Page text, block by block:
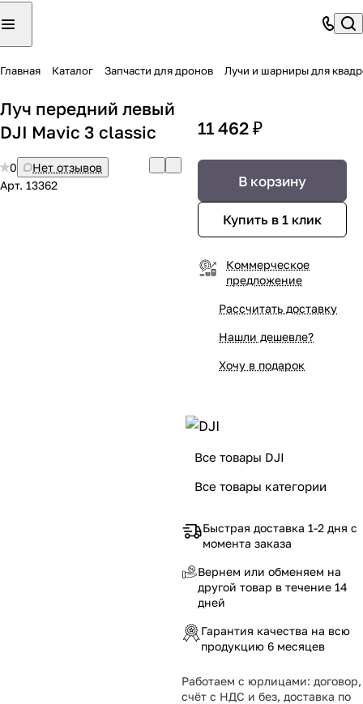
Главная Каталог Запчасти для дронов Лучи и шарниры для
Луч передний левый
DJI Mavic 3 classic
0
Нет отзывов
Арт. 13362
11 462 ₽
В корзину
Купить в 1 клик
Коммерческое
предложение
Рассчитать доставку
Нашли дешевле?
Хочу в подарок
Все товары DJI
Все товары категории
Быстрая доставка 1-2 дня с
момента заказа
Вернем или обменяем на
другой товар в течение 14
дней
Гарантия качества на всю
продукцию 6 месяцев
Работаем с юрлицами: договор,
счёт с НДС и без, доставка по